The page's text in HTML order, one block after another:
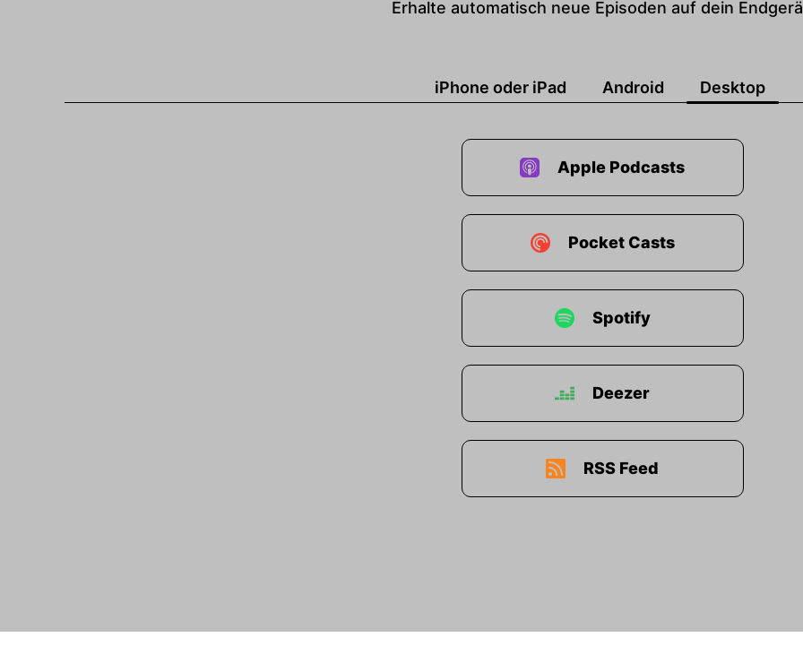
Erhalte automatisch neue Episoden auf dein
iPhone oder iPad Android Desktop
Apple Podcasts
Pocket Casts
Spotify
Deezer
RSS Feed